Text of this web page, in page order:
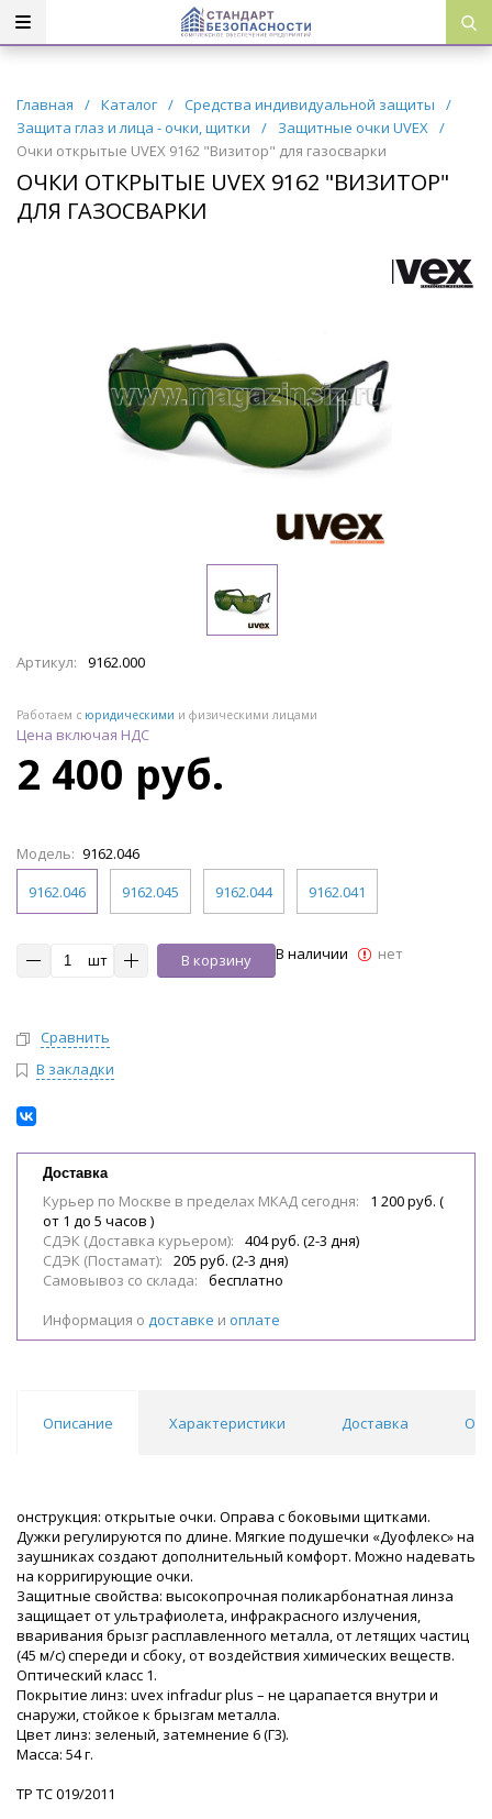
Главная / Каталог / Средства индивидуальной защиты
/
Защита глаз и лица - очки, щитки
/ Защитные очки UVEX /
Очки открытые UVEX 9162 "Визитор" для газосварки
ОЧКИ ОТКРЫТЫЕ UVEX 9162 "ВИЗИТОР"
ДЛЯ ГАЗОСВАРКИ
Артикул: 9162.000
Работаем с юридическими и физическими лицами
Цена включая НДС
2 400 руб.
Модель: 9162.046
9162.046
9162.045 9162.044 9162.041
шт В корзину В наличии нет
Сравнить
В закладки
Доставка
Курьер по Москве в пределах МКАД сегодня:
1 200 руб. (
от 1 до 5 часов )
СДЭК (Доставка курьером):
404 руб. (2-3 дня)
СДЭК (Постамат):
205 руб. (2-3 дня)
Самовывоз со склада:
бесплатно
Информация о доставке и оплате
Описание Характеристики Доставка
онструкция: открытые очки. Оправа с боковыми щитками.
Дужки регулируются по длине. Мягкие подушечки «Дуофлекс» на
заушниках создают дополнительный комфорт. Можно надевать
на корригирующие очки.
Защитные свойства: высокопрочная поликарбонатная линза
защищает от ультрафиолета, инфракрасного излучения,
вваривания брызг расплавленного металла, от летящих частиц
(45 м/с) спереди и сбоку, от воздействия химических веществ.
Оптический класс 1.
Покрытие линз: uvex infradur plus – не царапается внутри и
снаружи, стойкое к брызгам металла.
Цвет линз: зеленый, затемнение 6 (Г3).
Масса: 54 г.
ТР ТС 019/2011